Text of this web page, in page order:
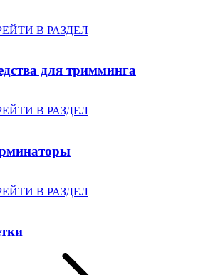
В РАЗДЕЛ
для тримминга
В РАЗДЕЛ
В РАЗДЕЛ